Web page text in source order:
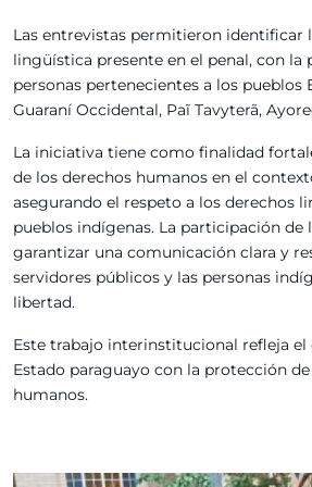
Las entrevistas permitieron identificar
lingüística presente en el penal, con la
personas pertenecientes a los pueblos
Guaraní Occidental, Paĩ Tavyterã,
La iniciativa tiene como finalidad
de los derechos humanos en el
asegurando el respeto a los derechos
pueblos indígenas. La participación de
garantizar una comunicación clara y
servidores públicos y las personas
libertad.
Este trabajo interinstitucional refleja
Estado paraguayo con la protección
humanos.